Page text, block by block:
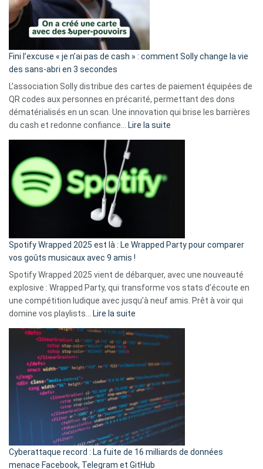
Fini l’excuse « je n’ai pas de cash » : comment Solly change la vie
des sans-abri en 3 secondes
L’association Solly distribue des cartes de paiement équipées de
QR codes aux personnes en précarité, permettant des dons
dématérialisés en un scan. Une innovation qui brise les barrières
du cash et redonne confiance… Lire la suite
Fini
»
Solly
change
la
des
3
secondes
Spotify Wrapped 2025 est là : Le Wrapped Party pour comparer
vos goûts musicaux avec 9 amis !
Spotify Wrapped 2025 vient de débarquer, avec une nouveauté
explosive : Wrapped Party, qui transforme vos stats d’écoute en
une compétition ludique avec jusqu’à neuf amis. Prêt à voir qui
domine vos playlists… Lire la suite
Spotify
Wrapped
est
là
:
Le
Wrapped
Party
pour
comparer
Cyberattaque record : La fuite de 16 milliards de données
menace Facebook, Telegram et GitHub